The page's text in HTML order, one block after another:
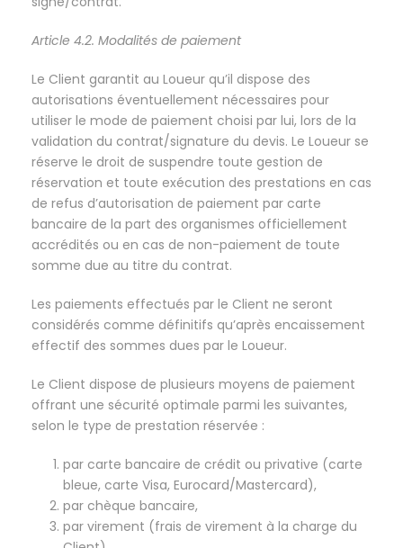
Article 4.2. Modalités de paiement
Le Client garantit au Loueur qu’il dispose des
autorisations éventuellement nécessaires pour
utiliser le mode de paiement choisi par lui, lors de la
validation du contrat/signature du devis. Le Loueur se
réserve le droit de suspendre toute gestion de
réservation et toute exécution des prestations en cas
de refus d’autorisation de paiement par carte
bancaire de la part des organismes officiellement
accrédités ou en cas de non-paiement de toute
somme due au titre du contrat.
Les paiements effectués par le Client ne seront
considérés comme définitifs qu’après encaissement
effectif des sommes dues par le Loueur.
Le Client dispose de plusieurs moyens de paiement
offrant une sécurité optimale parmi les suivantes,
selon le type de prestation réservée :
par carte bancaire de crédit ou privative (carte
bleue, carte Visa, Eurocard/Mastercard),
par chèque bancaire,
par virement (frais de virement à la charge du